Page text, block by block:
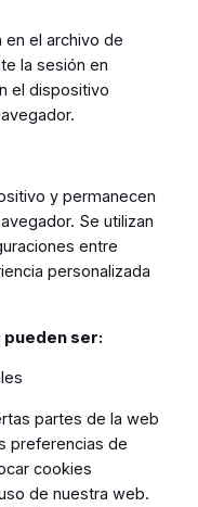
el archivo de
la sesión en
el dispositivo
y permanecen
Se utilizan
entre
personalizada
pueden ser:
partes de la web
preferencias de
cookies
de nuestra web.